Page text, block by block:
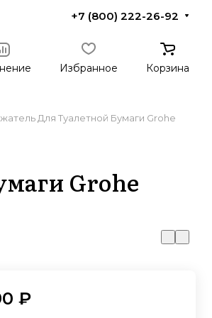
+7 (800) 222-26-92
Избранное Корзина
Для Туалетной Бумаги Grohe
Grohe
₽